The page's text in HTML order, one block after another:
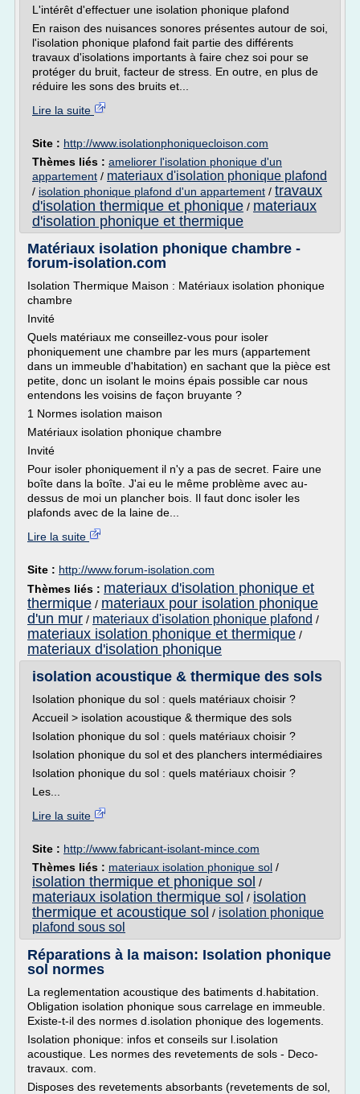
L'intérêt d'effectuer une isolation phonique plafond
En raison des nuisances sonores présentes autour de soi,
l'isolation phonique plafond fait partie des différents
travaux d'isolations importants à faire chez soi pour se
protéger du bruit, facteur de stress. En outre, en plus de
réduire les sons des bruits et...
Lire la suite
Site : http://www.isolationphoniquecloison.com
Thèmes liés : ameliorer l'isolation phonique d'un
appartement / materiaux d'isolation phonique plafond
/ isolation phonique plafond d'un appartement / travaux
d'isolation thermique et phonique / materiaux
d'isolation phonique et thermique
Matériaux isolation phonique chambre -
forum-isolation.com
Isolation Thermique Maison : Matériaux isolation phonique
chambre
Invité
Quels matériaux me conseillez-vous pour isoler
phoniquement une chambre par les murs (appartement
dans un immeuble d'habitation) en sachant que la pièce est
petite, donc un isolant le moins épais possible car nous
entendons les voisins de façon bruyante ?
1 Normes isolation maison
Matériaux isolation phonique chambre
Invité
Pour isoler phoniquement il n'y a pas de secret. Faire une
boîte dans la boîte. J'ai eu le même problème avec au-
dessus de moi un plancher bois. Il faut donc isoler les
plafonds avec de la laine de...
Lire la suite
Site : http://www.forum-isolation.com
Thèmes liés : materiaux d'isolation phonique et
thermique / materiaux pour isolation phonique
d'un mur / materiaux d'isolation phonique plafond /
materiaux isolation phonique et thermique /
materiaux d'isolation phonique
isolation acoustique & thermique des sols
Isolation phonique du sol : quels matériaux choisir ?
Accueil > isolation acoustique & thermique des sols
Isolation phonique du sol : quels matériaux choisir ?
Isolation phonique du sol et des planchers intermédiaires
Isolation phonique du sol : quels matériaux choisir ?
Les...
Lire la suite
Site : http://www.fabricant-isolant-mince.com
Thèmes liés : materiaux isolation phonique sol /
isolation thermique et phonique sol /
materiaux isolation thermique sol / isolation
thermique et acoustique sol / isolation phonique
plafond sous sol
Réparations à la maison: Isolation phonique
sol normes
La reglementation acoustique des batiments d.habitation.
Obligation isolation phonique sous carrelage en immeuble.
Existe-t-il des normes d.isolation phonique des logements.
Isolation phonique: infos et conseils sur l.isolation
acoustique. Les normes des revetements de sols - Deco-
travaux. com.
Disposes des revetements absorbants (revetements de sol,